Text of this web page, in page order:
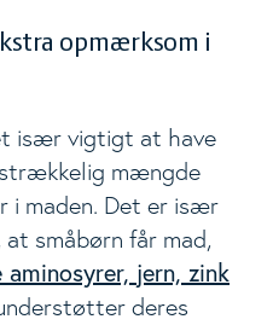
opmærksom i
især vigtigt at have
mængde
i maden. Det er især
småbørn får mad,
jern, zink
deres